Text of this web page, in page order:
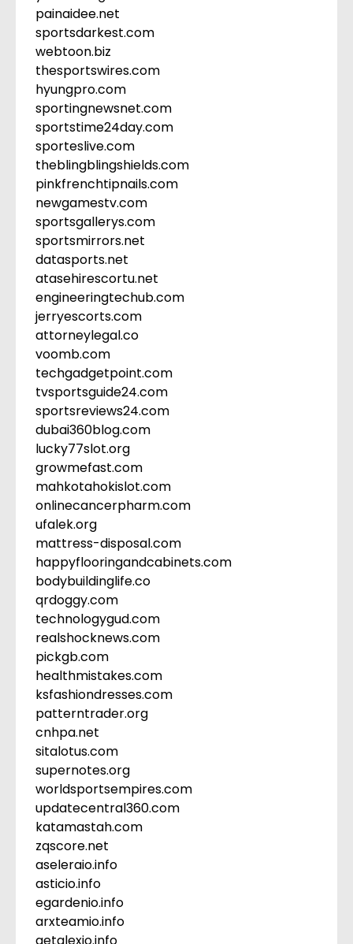
painaidee.net
sportsdarkest.com
webtoon.biz
thesportswires.com
hyungpro.com
sportingnewsnet.com
sportstime24day.com
sporteslive.com
theblingblingshields.com
pinkfrenchtipnails.com
newgamestv.com
sportsgallerys.com
sportsmirrors.net
datasports.net
atasehirescortu.net
engineeringtechub.com
jerryescorts.com
attorneylegal.co
voomb.com
techgadgetpoint.com
tvsportsguide24.com
sportsreviews24.com
dubai360blog.com
lucky77slot.org
growmefast.com
mahkotahokislot.com
onlinecancerpharm.com
ufalek.org
mattress-disposal.com
happyflooringandcabinets.com
bodybuildinglife.co
qrdoggy.com
technologygud.com
realshocknews.com
pickgb.com
healthmistakes.com
ksfashiondresses.com
patterntrader.org
cnhpa.net
sitalotus.com
supernotes.org
worldsportsempires.com
updatecentral360.com
katamastah.com
zqscore.net
aseleraio.info
asticio.info
egardenio.info
arxteamio.info